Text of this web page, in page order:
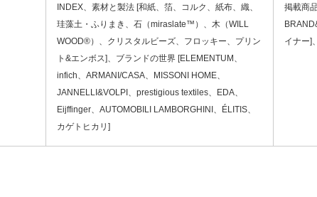
INDEX、素材と製法 [和紙、箔、コルク、紙布、織、
珪藻土・ふりまき、石（miraslate™）、木（WILL
WOOD®）、クリスタルビーズ、フロッキー、プリン
ト&エンボス]、ブランドの世界 [ELEMENTUM、
infich、ARMANI/CASA、MISSONI HOME、
JANNELLI&VOLPI、prestigious textiles、EDA、
Eijffinger、AUTOMOBILI LAMBORGHINI、ÉLITIS、
カゲトヒカリ]
掲載商
イナー]